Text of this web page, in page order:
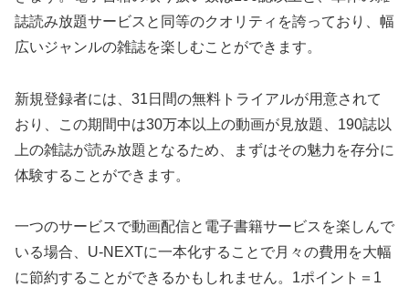
誌読み放題サービスと同等のクオリティを誇っており、幅
広いジャンルの雑誌を楽しむことができます。
新規登録者には、31日間の無料トライアルが用意されて
おり、この期間中は30万本以上の動画が見放題、190誌以
上の雑誌が読み放題となるため、まずはその魅力を存分に
体験することができます。
一つのサービスで動画配信と電子書籍サービスを楽しんで
いる場合、U-NEXTに一本化することで月々の費用を大幅
に節約することができるかもしれません。1ポイント＝1